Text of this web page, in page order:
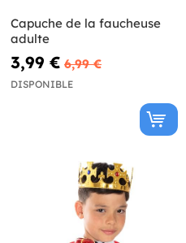
Capuche de la faucheuse
adulte
3,99 € 6,99 €
DISPONIBLE